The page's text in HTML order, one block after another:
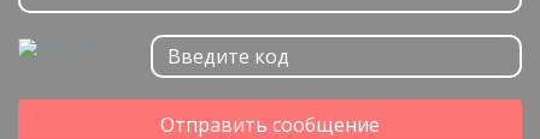
Отправить сообщение